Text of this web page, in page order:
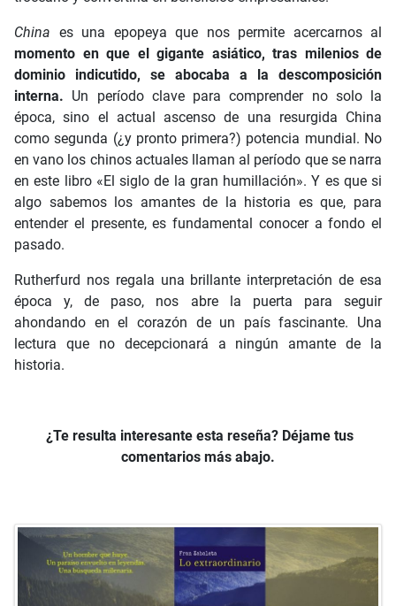
China es una epopeya que nos permite acercarnos al
momento en que el gigante asiático, tras milenios de
dominio indicutido, se abocaba a la descomposición
interna. Un período clave para comprender no solo la
época, sino el actual ascenso de una resurgida China
como segunda (¿y pronto primera?) potencia mundial. No
en vano los chinos actuales llaman al período que se narra
en este libro «El siglo de la gran humillación». Y es que si
algo sabemos los amantes de la historia es que, para
entender el presente, es fundamental conocer a fondo el
pasado.
Rutherfurd nos regala una brillante interpretación de esa
época y, de paso, nos abre la puerta para seguir
ahondando en el corazón de un país fascinante. Una
lectura que no decepcionará a ningún amante de la
historia.
¿Te resulta interesante esta reseña? Déjame tus
comentarios más abajo.